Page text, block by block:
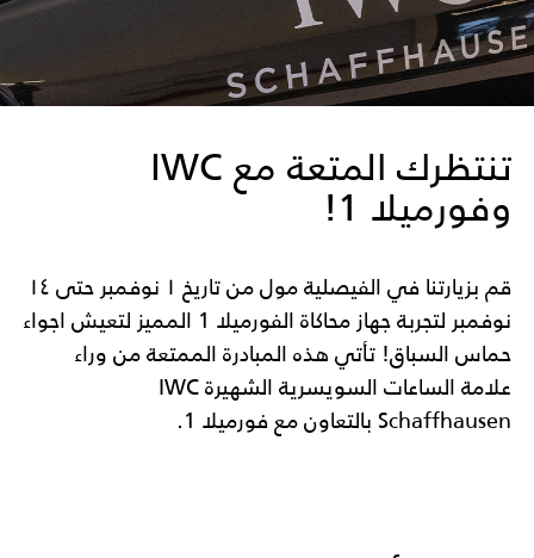
تنتظرك المتعة مع IWC
وفورميلا 1!
قم بزيارتنا في الفيصلية مول من تاريخ ١ نوفمبر حتى ١٤
نوفمبر لتجربة جهاز محاكاة الفورميلا 1 المميز لتعيش اجواء
حماس السباق! تأتي هذه المبادرة الممتعة من وراء
علامة الساعات السويسرية الشهيرة IWC
Schaffhausen بالتعاون مع فورميلا 1.